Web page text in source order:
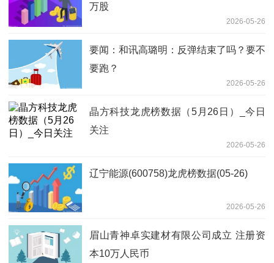
万股
2026-05-26
要闻：和讯高璐明：反弹结束了吗？要不
要跑？
2026-05-26
晶方科技龙虎榜数据（5月26日）_今日
关注
2026-05-26
辽宁能源(600758)龙虎榜数据(05-26)
2026-05-26
眉山青神卓实建材有限公司成立 注册资
本10万人民币